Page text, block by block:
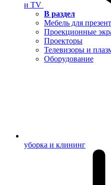
и TV
В раздел
Мебель для
Проекционные
Проекторы
Телевизоры и
Оборудование
уборка и клининг